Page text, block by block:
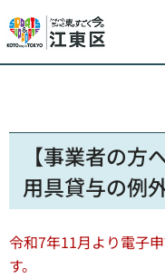
【事業者の方
用具貸与の例
令和7年11月より電子
す。